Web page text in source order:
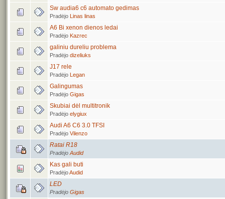
Sw audia6 c6 automato gedimas
Pradėjo Linas linas
A6 Bi xenon dienos ledai
Pradėjo Kazrec
galiniu dureliu problema
Pradėjo dizeliuks
J17 rele
Pradėjo Legan
Galingumas
Pradėjo Gigas
Skubiai dėl multitronik
Pradėjo elygiux
Audi A6 C6 3.0 TFSI
Pradėjo Vilenzo
Ratai R18
Pradėjo Audid
Kas gali buti
PradėjoAudid
LED
Pradėjo Gigas